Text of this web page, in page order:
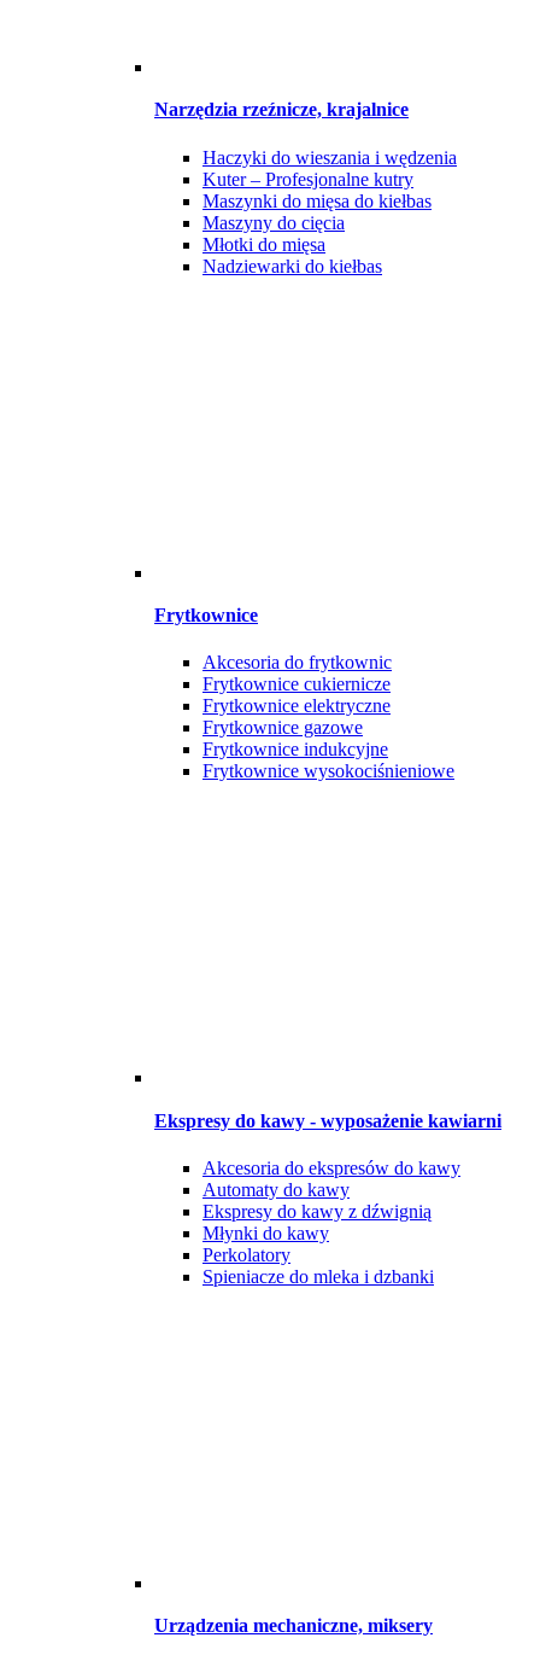
Narzędzia rzeźnicze, krajalnice
Haczyki do wieszania i wędzenia
Kuter – Profesjonalne kutry
Maszynki do mięsa do kiełbas
Maszyny do cięcia
Młotki do mięsa
Nadziewarki do kiełbas
Frytkownice
Akcesoria do frytkownic
Frytkownice cukiernicze
Frytkownice elektryczne
Frytkownice gazowe
Frytkownice indukcyjne
Frytkownice wysokociśnieniowe
Ekspresy do kawy - wyposażenie kawiarni
Akcesoria do ekspresów do kawy
Automaty do kawy
Ekspresy do kawy z dźwignią
Młynki do kawy
Perkolatory
Spieniacze do mleka i dzbanki
Urządzenia mechaniczne, miksery